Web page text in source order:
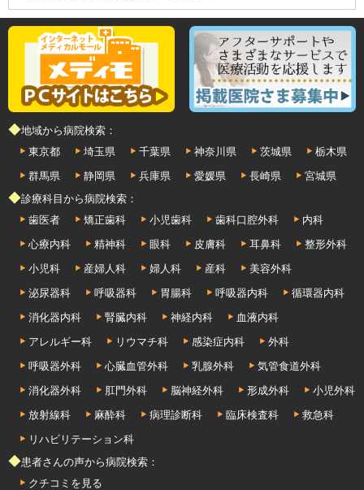
◆地域から病院検索：
東京都
埼玉県 千葉県 神奈川県 茨城県
栃木県
群馬県
静岡県 兵庫県 愛媛県 長崎県
宮城県
◆診療科目から病院検索：
歯医者
矯正歯科 小児歯科 歯科口腔外科
内科
心療内科
精神科 眼科 皮膚科 耳鼻科
整形外科
小児科
産婦人科 婦人科 産科
美容外科
泌尿器科
呼吸器科 胃腸科 呼吸器内科
循環器内科
消化器内科
腎臓内科 神経内科
血液内科
アレルギー科
リウマチ科 感染症内科
外科
呼吸器外科
心臓血管外科 乳腺外科
気管食道外科
消化器外科
肛門外科 脳神経外科 形成外科
小児外科
放射線科
麻酔科 病理診断科 臨床検査科
救急科
リハビリテーション科
◆患者さんの声から病院検索：
クチコミを見る